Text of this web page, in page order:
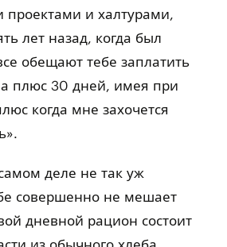
проектами и халтурами,
лет назад, когда был
обещают тебе заплатить
плюс 30 дней, имея при
когда мне захочется
деле не так уж
совершенно не мешает
дневной рацион состоит